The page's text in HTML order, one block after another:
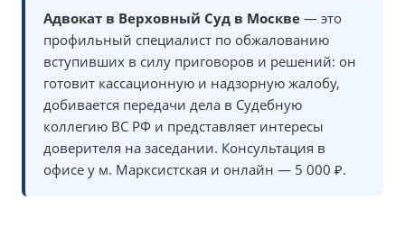
Адвокат в Верховный Суд в Москве — это
профильный специалист по обжалованию
вступивших в силу приговоров и решений: он
готовит кассационную и надзорную жалобу,
добивается передачи дела в Судебную
коллегию ВС РФ и представляет интересы
доверителя на заседании. Консультация в
офисе у м. Марксистская и онлайн — 5 000 ₽.